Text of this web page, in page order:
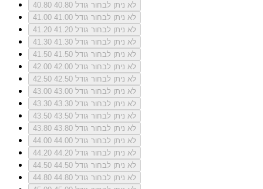
40.80
לא ניתן לבחור גודל 40.80
41.00
לא ניתן לבחור גודל 41.00
41.20
לא ניתן לבחור גודל 41.20
41.30
לא ניתן לבחור גודל 41.30
41.50
לא ניתן לבחור גודל 41.50
42.00
לא ניתן לבחור גודל 42.00
42.50
לא ניתן לבחור גודל 42.50
43.00
לא ניתן לבחור גודל 43.00
43.30
לא ניתן לבחור גודל 43.30
43.50
לא ניתן לבחור גודל 43.50
43.80
לא ניתן לבחור גודל 43.80
44.00
לא ניתן לבחור גודל 44.00
44.20
לא ניתן לבחור גודל 44.20
44.50
לא ניתן לבחור גודל 44.50
44.80
לא ניתן לבחור גודל 44.80